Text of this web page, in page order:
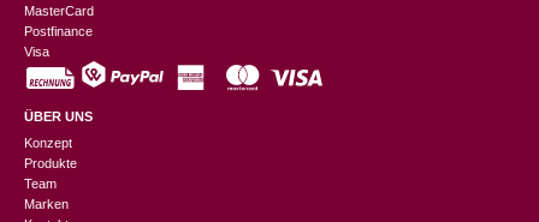
MasterCard
Postfinance
Visa
ÜBER UNS
Konzept
Produkte
Team
Marken